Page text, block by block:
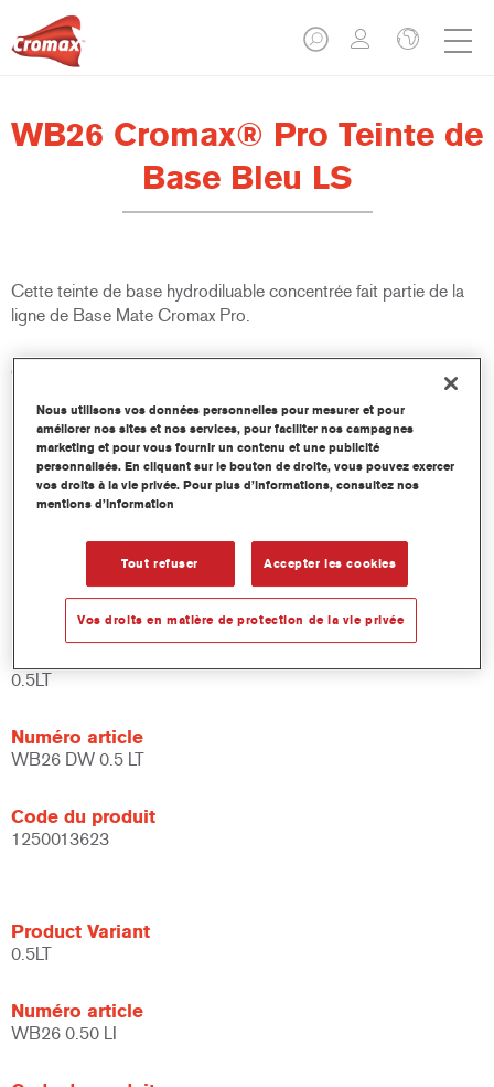
WB26 Cromax® Pro Teinte de
Base Bleu LS
Cette teinte de base hydrodiluable concentrée fait partie de la
ligne de Base Mate Cromax Pro.
Caractéristiques du produit
Excellent pouvoir couvrant avec une précision colorimétrique
remarquable.
Rapide et économique à utiliser, permettant d'augmenter le
rendement et la productivité.
Fait partie d'un système dédié et complet de teintes de base
Large fenêtre d'application.
Flexible - peut être utilisé dans différentes conditions
climatiques et avec différentes techniques d'application.
0.5LT
Numéro article
WB26 DW 0.5 LT
Code du produit
1250013623
Product Variant
0.5LT
Numéro article
WB26 0.50 LI
Nous utilisons vos données personnelles pour mesurer et pour
améliorer nos sites et nos services, pour faciliter nos campagnes
marketing et pour vous fournir un contenu et une publicité
personnalisés. En cliquant sur le bouton de droite, vous pouvez exercer
vos droits à la vie privée. Pour plus d’informations, consultez nos
mentions d’information
Tout refuser Accepter les cookies
Vos droits en matière de protection de la vie privée